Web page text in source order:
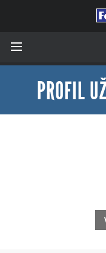
PROFIL